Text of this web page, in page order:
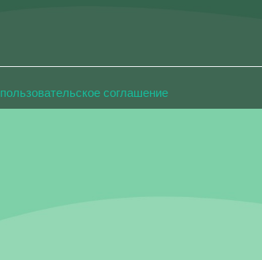
пользовательское соглашение